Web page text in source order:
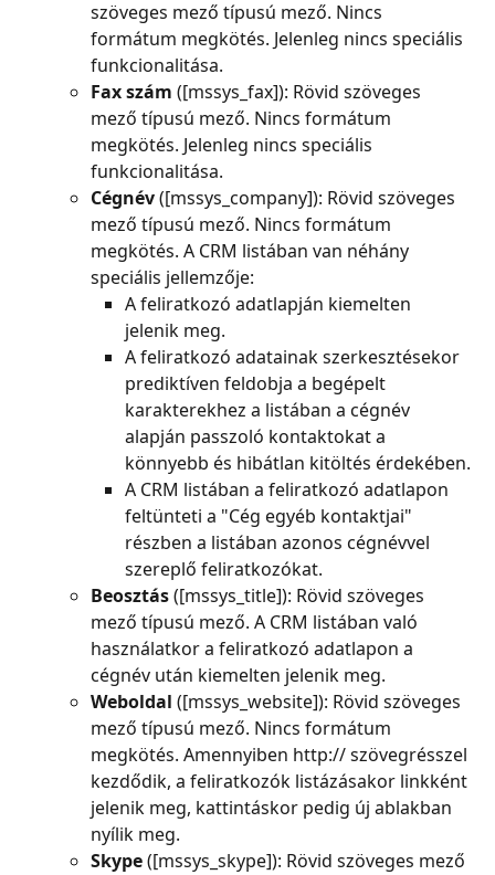
szöveges mező típusú mező. Nincs
formátum megkötés. Jelenleg nincs speciális
funkcionalitása.
Fax szám ([mssys_fax]): Rövid szöveges
mező típusú mező. Nincs formátum
megkötés. Jelenleg nincs speciális
funkcionalitása.
Cégnév ([mssys_company]): Rövid szöveges
mező típusú mező. Nincs formátum
megkötés. A CRM listában van néhány
speciális jellemzője:
A feliratkozó adatlapján kiemelten
jelenik meg.
A feliratkozó adatainak szerkesztésekor
prediktíven feldobja a begépelt
karakterekhez a listában a cégnév
alapján passzoló kontaktokat a
könnyebb és hibátlan kitöltés érdekében.
A CRM listában a feliratkozó adatlapon
feltünteti a "Cég egyéb kontaktjai"
részben a listában azonos cégnévvel
szereplő feliratkozókat.
Beosztás ([mssys_title]): Rövid szöveges
mező típusú mező. A CRM listában való
használatkor a feliratkozó adatlapon a
cégnév után kiemelten jelenik meg.
Weboldal ([mssys_website]): Rövid szöveges
mező típusú mező. Nincs formátum
megkötés. Amennyiben http:// szövegrésszel
kezdődik, a feliratkozók listázásakor linkként
jelenik meg, kattintáskor pedig új ablakban
nyílik meg.
Skype ([mssys_skype]): Rövid szöveges mező